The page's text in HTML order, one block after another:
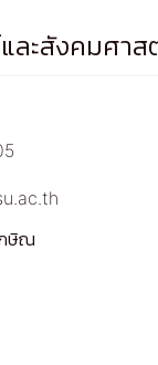
ละสังคมศา
ษิณ